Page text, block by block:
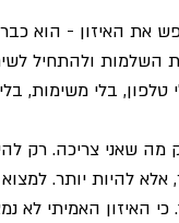
את האיזון - הוא
השלמות ולהתחיל
בלי משימות,
מה שאני צריכה. רק
להיות יותר.
האמיתי לא